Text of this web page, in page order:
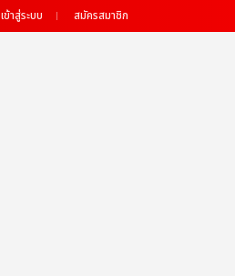
เข้าสู่ระบบ สมัครสมาชิก